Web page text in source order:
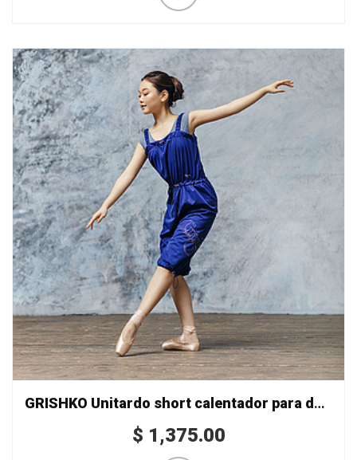
GRISHKO Unitardo short calentador para dama Mod. 0404
$ 1,375.00